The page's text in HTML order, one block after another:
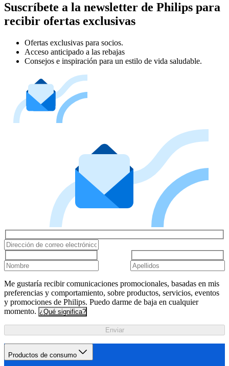
Suscríbete a la newsletter de Philips para
recibir ofertas exclusivas
Ofertas exclusivas para socios.
Acceso anticipado a las rebajas
Consejos e inspiración para un estilo de vida saludable.
Me gustaría recibir comunicaciones promocionales, basadas en mis
preferencias y comportamiento, sobre productos, servicios, eventos
y promociones de Philips. Puedo darme de baja en cualquier
momento. ¿Qué significa?
Enviar
Productos de consumo